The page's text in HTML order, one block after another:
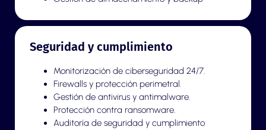
Seguridad y cumplimiento
Monitorización de ciberseguridad 24/7.
Firewalls y protección perimetral.
Gestión de antivirus y antimalware.
Protección contra ransomware.
Auditoría de seguridad y cumplimiento